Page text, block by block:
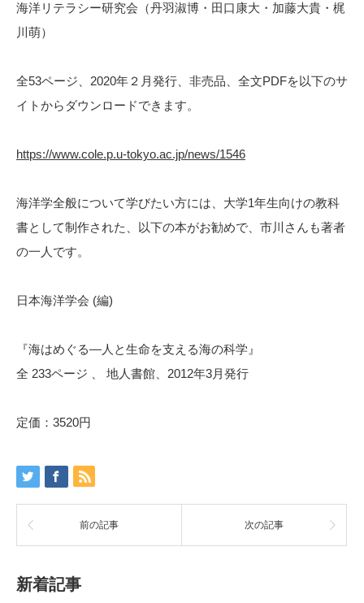
海洋リテラシー研究会（丹羽淑博・田口康大・加藤大貴・梶
川萌）
全53ページ、2020年２月発行、非売品、全文PDFを以下のサ
イトからダウンロードできます。
https://www.cole.p.u-tokyo.ac.jp/news/1546
海洋学全般について学びたい方には、大学1年生向けの教科
書として制作された、以下の本がお勧めで、市川さんも著者
の一人です。
日本海洋学会 (編)
『海はめぐる―人と生命を支える海の科学』
全 233ページ 、 地人書館、2012年3月発行
定価：3520円
前の記事 次の記事
新着記事